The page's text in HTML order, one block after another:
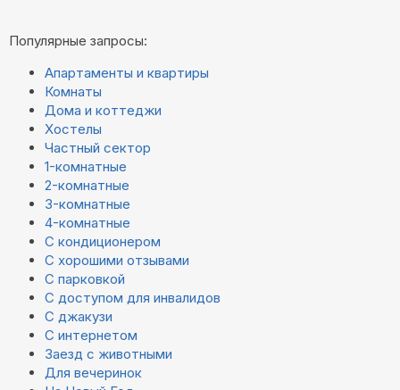
Популярные запросы:
Апартаменты и квартиры
Комнаты
Дома и коттеджи
Хостелы
Частный сектор
1-комнатные
2-комнатные
3-комнатные
4-комнатные
С кондиционером
С хорошими отзывами
С парковкой
С доступом для инвалидов
С джакузи
С интернетом
Заезд с животными
Для вечеринок